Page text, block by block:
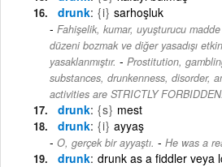
drunk {i} sarhoşluk
Fahişelik, kumar, uyuşturucu madde
düzeni bozmak ve diğer yasadışı
yasaklanmıştır. - Prostitution,
substances, drunkenness, disorder,
activities are STRICTLY FORBIDDEN.
drunk {s} mest
drunk {i} ayyaş
O, gerçek bir ayyaştı. - He was a
drunk drunk as a fiddler veya